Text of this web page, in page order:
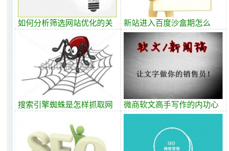
如何分析筛选网站优化的关
新站进入百度沙盒期怎么
办？
搜索引擎蜘蛛是怎样抓取网
微商软文高手写作的内功心
法